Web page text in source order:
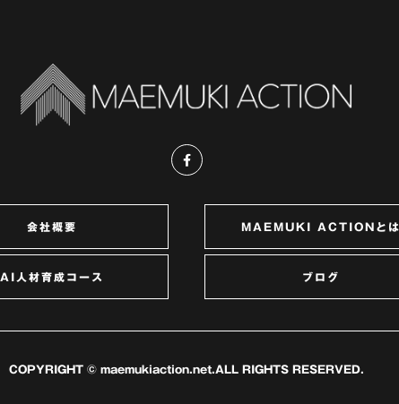
会社概要 MAEMUKI ACTIONとは
AI人材育成コース ブログ
COPYRIGHT © maemukiaction.net.ALL RIGHTS RESERVED.